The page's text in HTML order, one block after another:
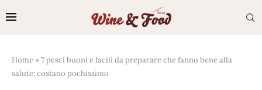
Home »7 pesci buoni e facili da preparare che fanno bene alla
salute: costano pochissimo